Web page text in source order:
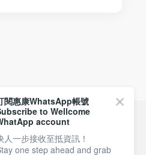
付款方式
閱惠康WhatsApp帳號
to Wellcome
account
人一步接收至抵資訊！
one step ahead and grab